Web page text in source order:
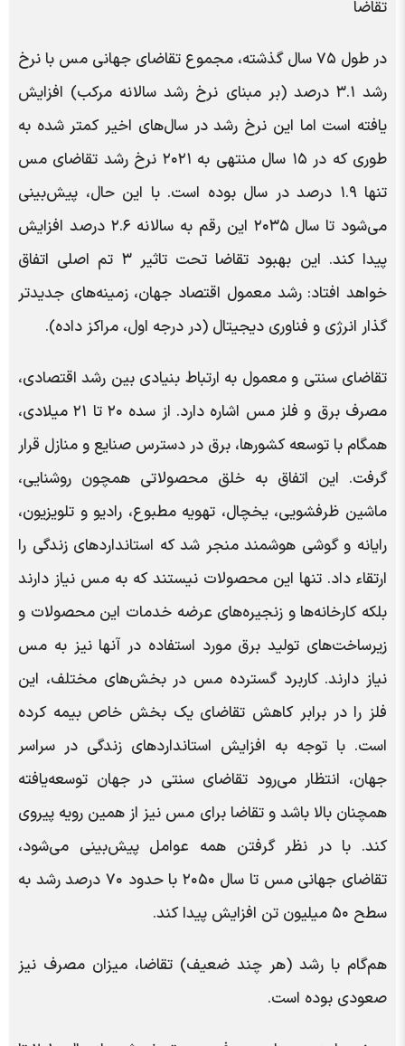
تقاضا
در طول ۷۵ سال گذشته، مجموع تقاضای جهانی مس با نرخ
رشد ۳.۱ درصد (بر مبنای نرخ رشد سالانه مرکب) افزایش
یافته است اما این نرخ رشد در سال‌های اخیر کمتر شده به
طوری که در ۱۵ سال منتهی به ۲۰۲۱ نرخ رشد تقاضای مس
تنها ۱.۹ درصد در سال بوده است. با این حال، پیش‌بینی
می‌شود تا سال ۲۰۳۵ این رقم به سالانه ۲.۶ درصد افزایش
پیدا کند. این بهبود تقاضا تحت تاثیر ۳ تم اصلی اتفاق
خواهد افتاد: رشد معمول اقتصاد جهان، زمینه‌های جدیدتر
گذار انرژی و فناوری دیجیتال (در درجه اول، مراکز داده).
تقاضای سنتی و معمول به ارتباط بنیادی بین رشد اقتصادی،
مصرف برق و فلز مس اشاره دارد. از سده ۲۰ تا ۲۱ میلادی،
همگام با توسعه کشورها، برق در دسترس صنایع و منازل قرار
گرفت. این اتفاق به خلق محصولاتی همچون روشنایی،
ماشین ظرفشویی، یخچال، تهویه مطبوع، رادیو و تلویزیون،
رایانه و گوشی هوشمند منجر شد که استانداردهای زندگی را
ارتقاء داد. تنها این محصولات نیستند که به مس نیاز دارند
بلکه کارخانه‌ها و زنجیره‌های عرضه خدمات این محصولات و
زیرساخت‌های تولید برق مورد استفاده در آنها نیز به مس
نیاز دارند. کاربرد گسترده مس در بخش‌های مختلف، این
فلز را در برابر کاهش تقاضای یک بخش خاص بیمه کرده
است. با توجه به افزایش استانداردهای زندگی در سراسر
جهان، انتظار می‌رود تقاضای سنتی در جهان توسعه‌یافته
همچنان بالا باشد و تقاضا برای مس نیز از همین رویه پیروی
کند. با در نظر گرفتن همه عوامل پیش‌بینی می‌شود،
تقاضای جهانی مس تا سال ۲۰۵۰ با حدود ۷۰ درصد رشد به
سطح ۵۰ میلیون تن افزایش پیدا کند.
هم‌گام با رشد (هر چند ضعیف) تقاضا، میزان مصرف نیز
صعودی بوده است.